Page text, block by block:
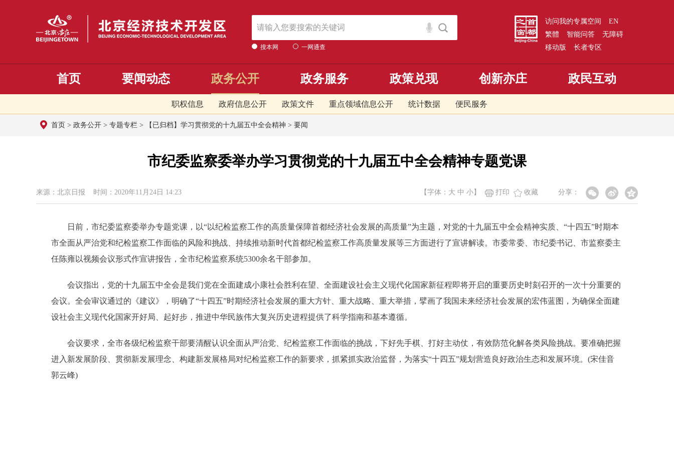
搜本网 一网通查
访问我的专属空间
EN
繁體
智能问答
无障碍
移动版
长者专区
首页 要闻动态 政务公开
职权信息 政府信息公开 政策文件 重点领域信息公开 统计数据 便民服务
政务服务 政策兑现 创新亦庄 政民互动
首页 > 政务公开 > 专题专栏 > 【已归档】学习贯彻党的十九届五中全会精神 > 要闻
市纪委监察委举办学习贯彻党的十九届五中全会精神专题党课
来源：北京日报 时间：2020年11月24日 14:23 分享：
【字体： 大 中 小 】 打印 收藏
日前，市纪委监察委举办专题党课，以“以纪检监察工作的高质量保障首都经济社会发展的高质量”为主题，对党的十九届五中全会精神实质、“十四五”时期本
市全面从严治党和纪检监察工作面临的风险和挑战、持续推动新时代首都纪检监察工作高质量发展等三方面进行了宣讲解读。市委常委、市纪委书记、市监察委主
任陈雍以视频会议形式作宣讲报告，全市纪检监察系统5300余名干部参加。
会议指出，党的十九届五中全会是我们党在全面建成小康社会胜利在望、全面建设社会主义现代化国家新征程即将开启的重要历史时刻召开的一次十分重要的
会议。全会审议通过的《建议》，明确了“十四五”时期经济社会发展的重大方针、重大战略、重大举措，擘画了我国未来经济社会发展的宏伟蓝图，为确保全面建
设社会主义现代化国家开好局、起好步，推进中华民族伟大复兴历史进程提供了科学指南和基本遵循。
会议要求，全市各级纪检监察干部要清醒认识全面从严治党、纪检监察工作面临的挑战，下好先手棋、打好主动仗，有效防范化解各类风险挑战。要准确把握
进入新发展阶段、贯彻新发展理念、构建新发展格局对纪检监察工作的新要求，抓紧抓实政治监督，为落实“十四五”规划营造良好政治生态和发展环境。(宋佳音
郭云峰)